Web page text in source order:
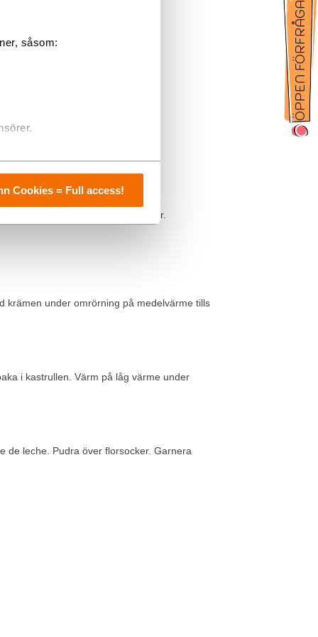
såsom:
Cookies = Full access!
plåt.
Låt marängerna kallna på galler.
krämen under omrörning på medelvärme tills
i kastrullen. Värm på låg värme under
de leche. Pudra över florsocker. Garnera